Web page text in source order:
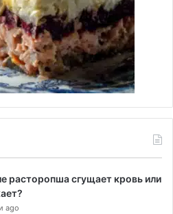
расторопша сгущает кровь или
ago